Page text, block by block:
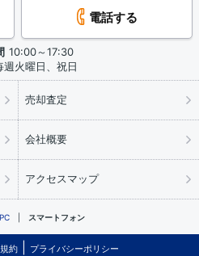
電話する
10:00～17:30
週火曜日、祝日
売却査定
会社概要
アクセスマップ
PC スマートフォン
約
プライバシーポリシー